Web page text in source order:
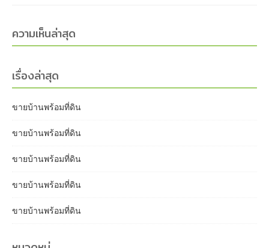
ความเห็นล่าสุด
เรื่องล่าสุด
ขายบ้านพร้อมที่ดิน
ขายบ้านพร้อมที่ดิน
ขายบ้านพร้อมที่ดิน
ขายบ้านพร้อมที่ดิน
ขายบ้านพร้อมที่ดิน